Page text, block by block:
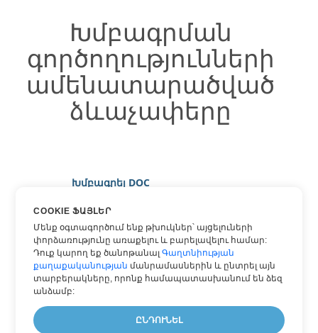
Խմբագրման
գործողությունների
ամենատարածված
ձևաչափերը
Խմբագրել DOC
Խմբագրել DOCX
Խմբագրել HTML
Խմբագրել MARKDOWN
Խմբագրել PDF
Խմբագրել TEXT
Խմբագրել WORD
COOKIE ՖԱՅԼԵՐ
Մենք օգտագործում ենք թխուկներ՝ այցելուների
փորձառությունը առաքելու և բարելավելու համար:
Դուք կարող եք ծանոթանալԳաղտնիության
քաղաքականության մանրամասներին և ընտրել այն
տարբերակները, որոնք համապատասխանում են ձեզ
անձամբ:
ԸՆԴՈՒՆԵԼ